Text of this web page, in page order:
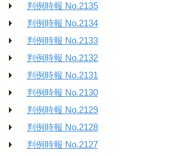
判例時報 No.2135
判例時報 No.2134
判例時報 No.2133
判例時報 No.2132
判例時報 No.2131
判例時報 No.2130
判例時報 No.2129
判例時報 No.2128
判例時報 No.2127